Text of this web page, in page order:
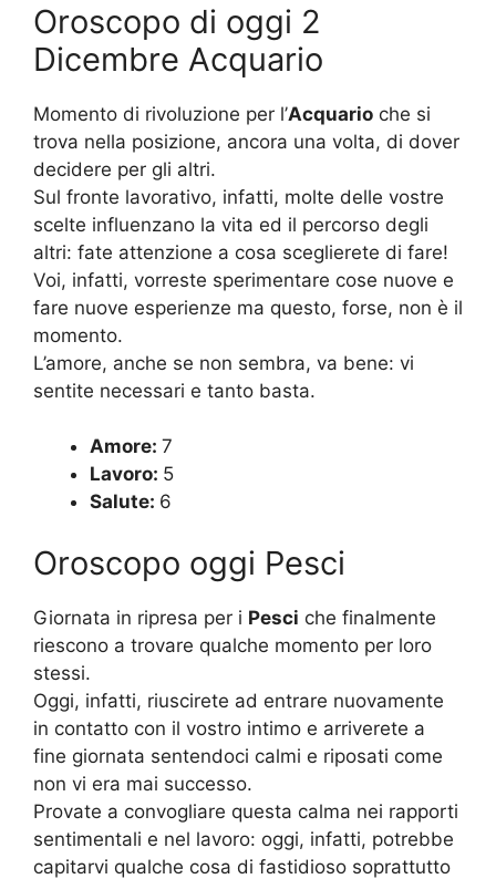
Oroscopo di oggi 2
Dicembre Acquario
Momento di rivoluzione per l’Acquario che si
trova nella posizione, ancora una volta, di dover
decidere per gli altri.
Sul fronte lavorativo, infatti, molte delle vostre
scelte influenzano la vita ed il percorso degli
altri: fate attenzione a cosa sceglierete di fare!
Voi, infatti, vorreste sperimentare cose nuove e
fare nuove esperienze ma questo, forse, non è il
momento.
L’amore, anche se non sembra, va bene: vi
sentite necessari e tanto basta.
Amore: 7
Lavoro: 5
Salute: 6
Oroscopo oggi Pesci
Giornata in ripresa per i Pesci che finalmente
riescono a trovare qualche momento per loro
stessi.
Oggi, infatti, riuscirete ad entrare nuovamente
in contatto con il vostro intimo e arriverete a
fine giornata sentendoci calmi e riposati come
non vi era mai successo.
Provate a convogliare questa calma nei rapporti
sentimentali e nel lavoro: oggi, infatti, potrebbe
capitarvi qualche cosa di fastidioso soprattutto